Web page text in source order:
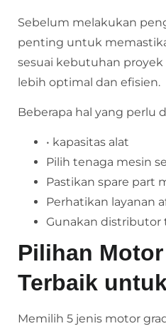
Sebelum melakukan
penting untuk
sesuai kebutuhan proyek
lebih optimal dan efisien.
Beberapa hal yang perlu
• kapasitas alat
Pilih tenaga mesin
Pastikan spare part
Perhatikan layanan
Gunakan distributor
Pilihan
Terbaik
Memilih 5 jenis motor